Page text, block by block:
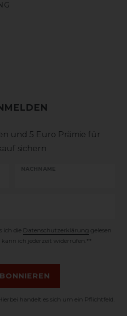
und 5 Euro Prämie für
sichern
NACHNAME
ich die Daten­schutz­erklärung gelesen
ich jederzeit widerrufen.**
handelt es sich um ein Pflichtfeld.